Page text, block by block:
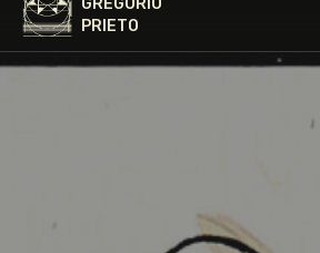
GREGORIO
PRIETO
GREGORIO PRIETO